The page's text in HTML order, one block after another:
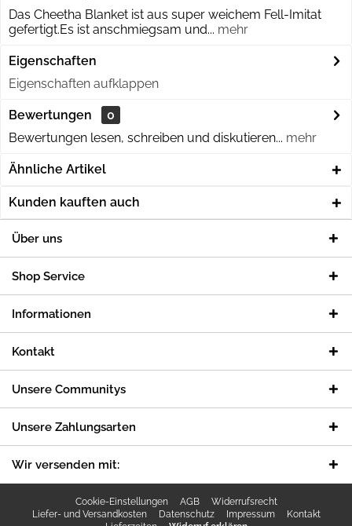
Das Cheetha Blanket ist aus super weichem Fell-Imitat
gefertigt.Es ist anschmiegsam und... mehr
Eigenschaften
Eigenschaften aufklappen
Bewertungen
0
Bewertungen lesen, schreiben und diskutieren... mehr
Ähnliche Artikel
Kunden kauften auch
Über uns
Shop Service
Informationen
Kontakt
Unsere Communitys
Unsere Zahlungsarten
Wir versenden mit:
Cookie-Einstellungen AGB
Widerrufsrecht
Liefer- und Versandkosten
Datenschutz Impressum
Kontakt